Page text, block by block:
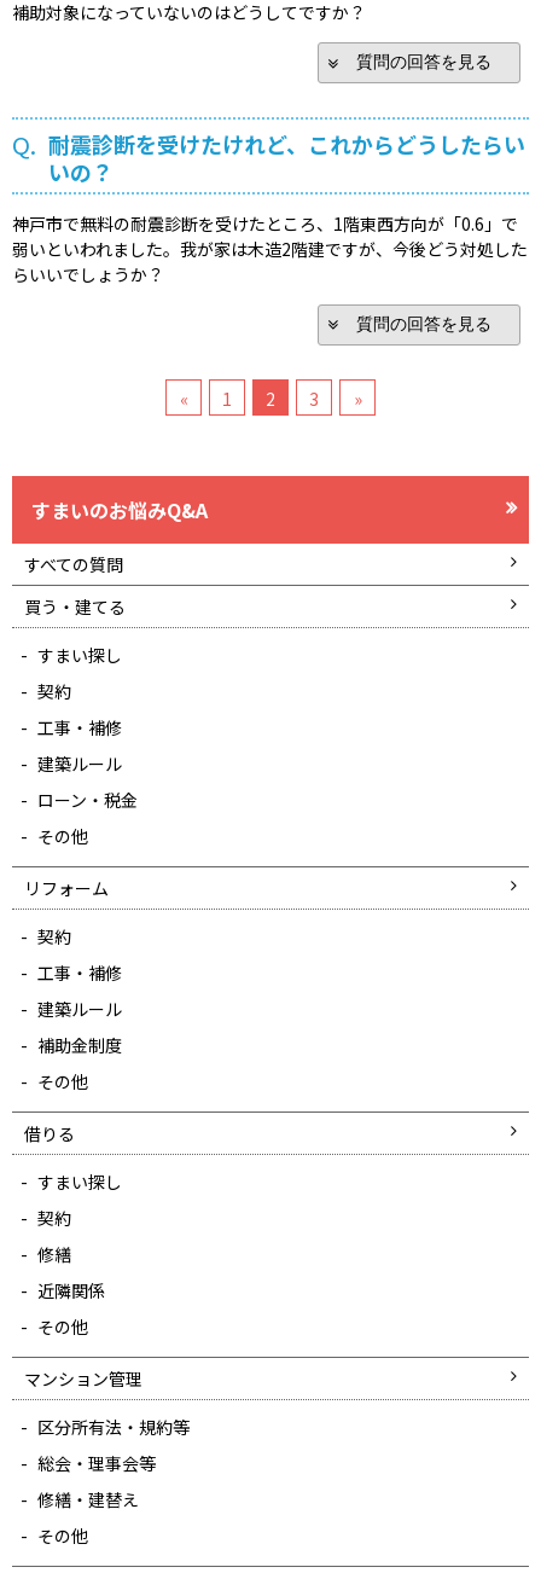
補助対象になっていないのはどうしてですか？
質問の回答を見る
Q. 耐震診断を受けたけれど、これからどうしたらい
いの？
神戸市で無料の耐震診断を受けたところ、1階東西方向が「0.6」で
弱いといわれました。我が家は木造2階建ですが、今後どう対処した
らいいでしょうか？
質問の回答を見る
« 1 2 3 »
すまいのお悩みQ&A
すべての質問
買う・建てる
すまい探し
契約
工事・補修
建築ルール
ローン・税金
その他
リフォーム
契約
工事・補修
建築ルール
補助金制度
その他
借りる
すまい探し
契約
修繕
近隣関係
その他
マンション管理
区分所有法・規約等
総会・理事会等
修繕・建替え
その他